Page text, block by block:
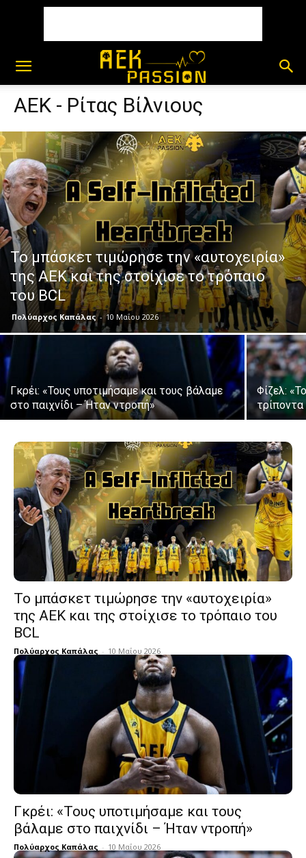
ΑΕΚ - Ρίτας Βίλνιους
Το μπάσκετ τιμώρησε την «αυτοχειρία»
της ΑΕΚ και της στοίχισε το τρόπαιο
του BCL
Πολύαρχος Καπάλας - 10 Μαΐου 2026
Γκρέι: «Τους υποτιμήσαμε και τους βάλαμε
στο παιχνίδι – Ήταν ντροπή»
Φίζελ:
Το μπάσκετ τιμώρησε την «αυτοχειρία»
της ΑΕΚ και της στοίχισε το τρόπαιο του
BCL
Πολύαρχος Καπάλας - 10 Μαΐου 2026
Γκρέι: «Τους υποτιμήσαμε και τους
βάλαμε στο παιχνίδι – Ήταν ντροπή»
Πολύαρχος Καπάλας - 10 Μαΐου 2026